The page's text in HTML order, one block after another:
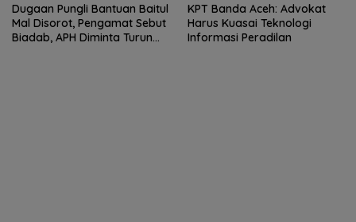
Dugaan Pungli Bantuan Baitul
Mal Disorot, Pengamat Sebut
Biadab, APH Diminta Turun
KPT Banda Aceh: Advokat
Harus Kuasai Teknologi
Informasi Peradilan